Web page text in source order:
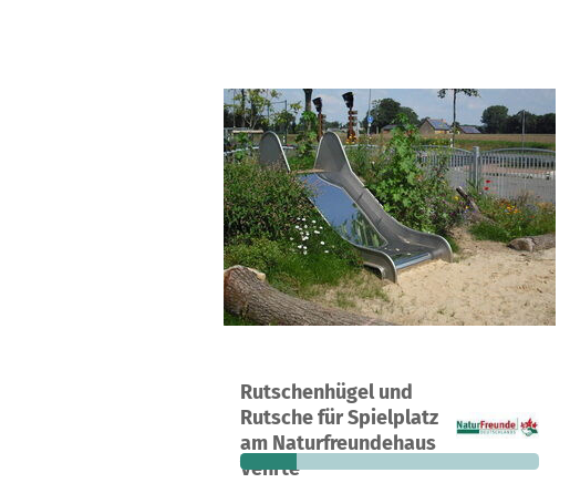
Rutschenhügel und
Rutsche für Spielplatz
am Naturfreundehaus
Vehrte
A project in Vehrte, Germany
4
donations
19%
funded
€6,464
still needed